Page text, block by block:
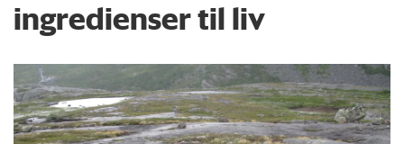
ingredienser til liv